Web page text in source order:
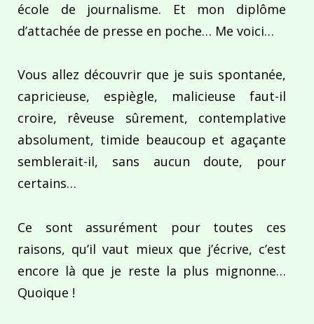
école de journalisme. Et mon diplôme
d’attachée de presse en poche… Me voici…
Vous allez découvrir que je suis spontanée,
capricieuse, espiègle, malicieuse faut-il
croire, rêveuse sûrement, contemplative
absolument, timide beaucoup et agaçante
semblerait-il, sans aucun doute, pour
certains…
Ce sont assurément pour toutes ces
raisons, qu’il vaut mieux que j’écrive, c’est
encore là que je reste la plus mignonne…
Quoique !